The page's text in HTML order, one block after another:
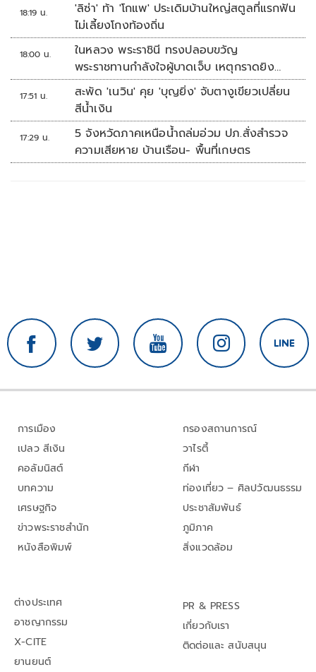
18:19 น.
'ลิซ่า' ท้า 'โกแพ' ประเดิมบ้านใหญ่สตูลที่แรกฟัน
ไม่เลี้ยงโกงท้องถิ่น
18:00 น.
ในหลวง พระราชินี ทรงปลอบขวัญ
พระราชทานกำลังใจผู้บาดเจ็บ เหตุกราดยิง
รร.เทพศิรินทร์นนทบุรี
17:51 น.
สะพัด 'เนวิน' คุย 'บุญยิ่ง' จับตางูเขียวเปลี่ยน
สีน้ำเงิน
17:29 น.
5 จังหวัดภาคเหนือน้ำถล่มอ่วม ปภ.สั่งสำรวจ
ความเสียหาย บ้านเรือน- พื้นที่เกษตร
การเมือง
เปลว สีเงิน
คอลัมนิสต์
บทความ
เศรษฐกิจ
ข่าวพระราชสำนัก
หนังสือพิมพ์
กรองสถานการณ์
วาไรตี้
กีฬา
ท่องเที่ยว – ศิลปวัฒนธรรม
ประชาสัมพันธ์
ภูมิภาค
สิ่งแวดล้อม
ต่างประเทศ
อาชญากรรม
X-CITE
ยานยนต์
PR & PRESS
เกี่ยวกับเรา
ติดต่อและ สนับสนุน